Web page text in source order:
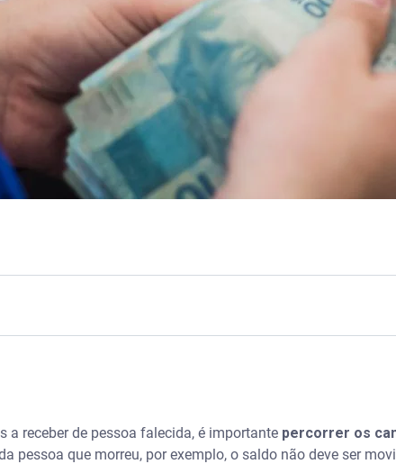
(SVR)
a receber de pessoa falecida, é importante percorrer os
pessoa que morreu, por exemplo, o saldo não deve ser